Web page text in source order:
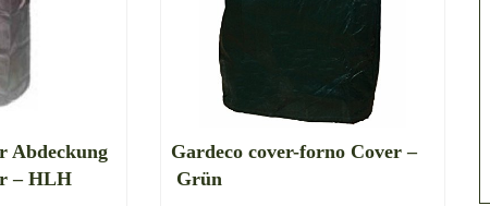
Abdeckung
– HLH
Gardeco cover-forno Cover –
Grün